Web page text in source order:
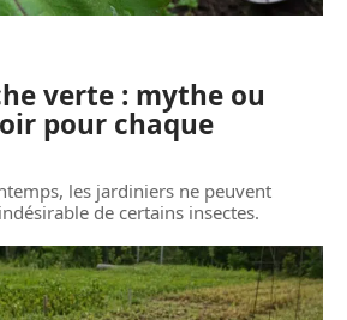
verte : mythe ou
pour chaque
les jardiniers ne peuvent
de certains insectes.